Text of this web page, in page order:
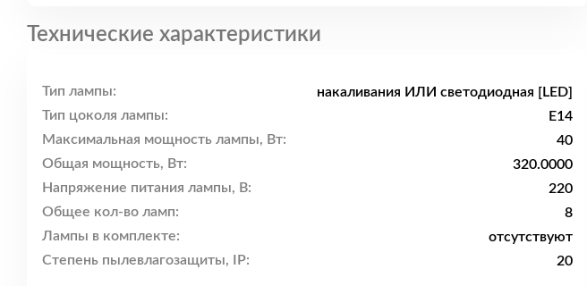
Технические характеристики
Тип лампы:
накаливания ИЛИ светодиодная [LED]
Тип цоколя лампы:
E14
Максимальная мощность лампы, Вт:
40
Общая мощность, Вт:
320.0000
Напряжение питания лампы, В:
220
Общее кол-во ламп:
8
Лампы в комплекте:
отсутствуют
Степень пылевлагозащиты, IP:
20